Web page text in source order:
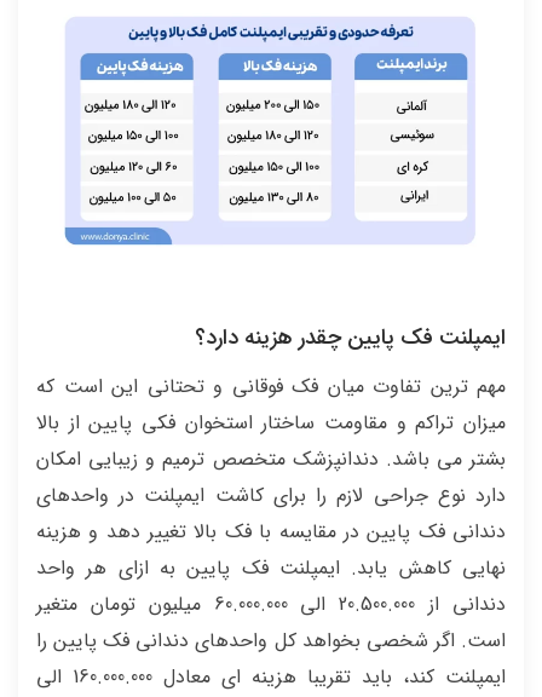
ایمپلنت فک پایین چقدر هزینه دارد؟
مهم ترین تفاوت میان فک فوقانی و تحتانی این است که
میزان تراکم و مقاومت ساختار استخوان فکی پایین از بالا
بشتر می باشد. دندانپزشک متخصص ترمیم و زیبایی امکان
دارد نوع جراحی لازم را برای کاشت ایمپلنت در واحدهای
دندانی فک پایین در مقایسه با فک بالا تغییر دهد و هزینه
نهایی کاهش یابد. ایمپلنت فک پایین به ازای هر واحد
دندانی از 20.500.000 الی 60.000.000 میلیون تومان متغیر
است. اگر شخصی بخواهد کل واحدهای دندانی فک پایین را
ایمپلنت کند، باید تقریبا هزینه ای معادل 160.000.000 الی